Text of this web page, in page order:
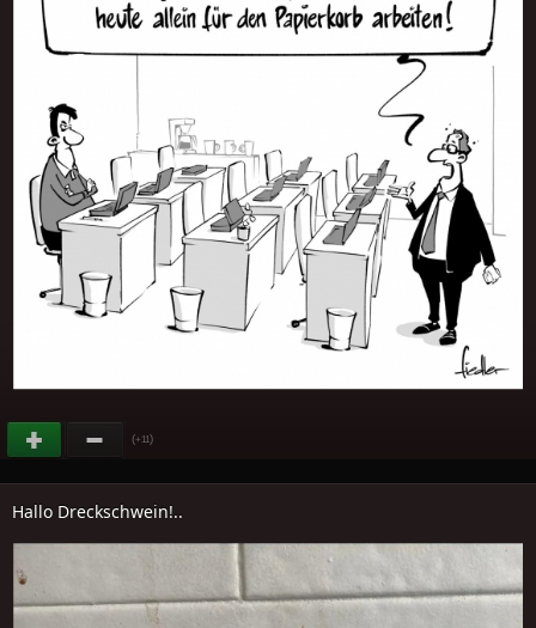
(+11)
Hallo Dreckschwein!..